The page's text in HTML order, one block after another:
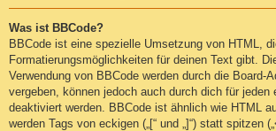
Was ist BBCode?
BBCode ist eine spezielle Umsetzung von HTML,
Formatierungsmöglichkeiten für deinen Text gibt.
Verwendung von BBCode werden durch die Board-
vergeben, können jedoch auch durch dich für jeden
deaktiviert werden. BBCode ist ähnlich wie HTML
werden Tags von eckigen („[“ und „]“) statt spitzen